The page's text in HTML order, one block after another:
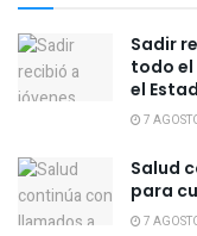
Sadir
todo
el
7
Salud
para
7